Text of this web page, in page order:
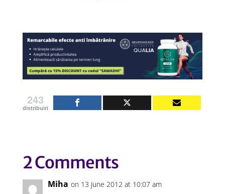
243
distribuiri
2 Comments
Miha on 13 June 2012 at 10:07 am